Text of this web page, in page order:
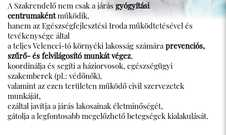
A Szakrendelő nem csak a járás gyógyítási
centrumakéntműködik,
hanem az Egészségfejlesztési Iroda működtetésével és
tevékenysége által
a teljes Velencei-tó környéki lakosság számáraprevenciós,
szűrő- és felvilágosító munkát végez,
koordinálja és segíti a háziorvosok, egészségügyi
szakemberek (pl.: védőnők),
valamint az ezen területen működő civil szervezetek
munkáját,
ezáltal javítja a járás lakosainak életminőségét,
gátolja a legfontosabb megelőzhető betegségek kialakulását.